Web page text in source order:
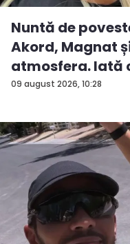
09 august 2026, 10:28
Nuntă de
Akord, Magnat
atmosfera. Iată